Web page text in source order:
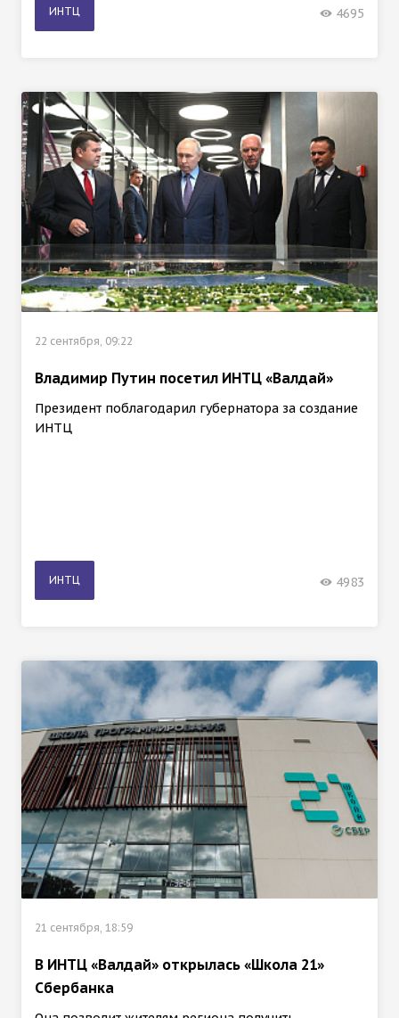
ИНТЦ 4695
22 сентября, 09:22
Владимир Путин посетил ИНТЦ «Валдай»
Президент поблагодарил губернатора за создание
ИНТЦ
ИНТЦ 4983
21 сентября, 18:59
В ИНТЦ «Валдай» открылась «Школа 21»
Сбербанка